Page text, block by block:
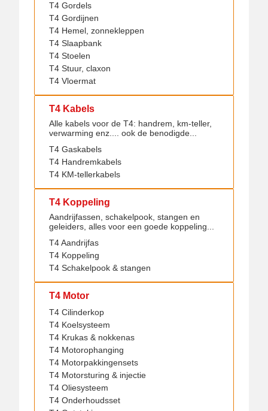
T4 Gordels
T4 Gordijnen
T4 Hemel, zonnekleppen
T4 Slaapbank
T4 Stoelen
T4 Stuur, claxon
T4 Vloermat
T4 Kabels
Alle kabels voor de T4: handrem, km-teller,
verwarming enz.... ook de benodigde...
T4 Gaskabels
T4 Handremkabels
T4 KM-tellerkabels
T4 Koppeling
Aandrijfassen, schakelpook, stangen en
geleiders, alles voor een goede koppeling...
T4 Aandrijfas
T4 Koppeling
T4 Schakelpook & stangen
T4 Motor
T4 Cilinderkop
T4 Koelsysteem
T4 Krukas & nokkenas
T4 Motorophanging
T4 Motorpakkingensets
T4 Motorsturing & injectie
T4 Oliesysteem
T4 Onderhoudsset